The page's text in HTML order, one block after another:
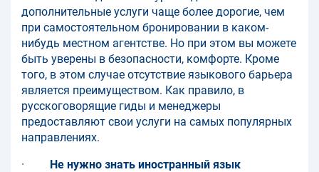
дополнительные услуги чаще более дорогие, чем
при самостоятельном бронировании в каком-
нибудь местном агентстве. Но при этом вы можете
быть уверены в безопасности, комфорте. Кроме
того, в этом случае отсутствие языкового барьера
является преимуществом. Как правило, в
русскоговорящие гиды и менеджеры
предоставляют свои услуги на самых популярных
направлениях.
· Не нужно знать иностранный язык